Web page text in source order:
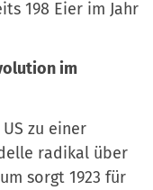
198 Eier im Jahr
im
zu einer
radikal über
sorgt 1923 für